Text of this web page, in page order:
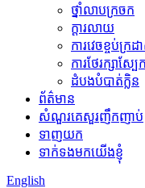
ថ្នាំលាបក្រចក
ក្ដារលាយ
ការវេចខ្ចប់ក្រ
ការថែរក្សាស្បែក
ដំបងបំបាត់ក្លិន
ព័ត៌មាន
សំណួរគេសួរញឹកញាប់
ទាញយក
ទាក់ទងមកយើងខ្ញុំ
English